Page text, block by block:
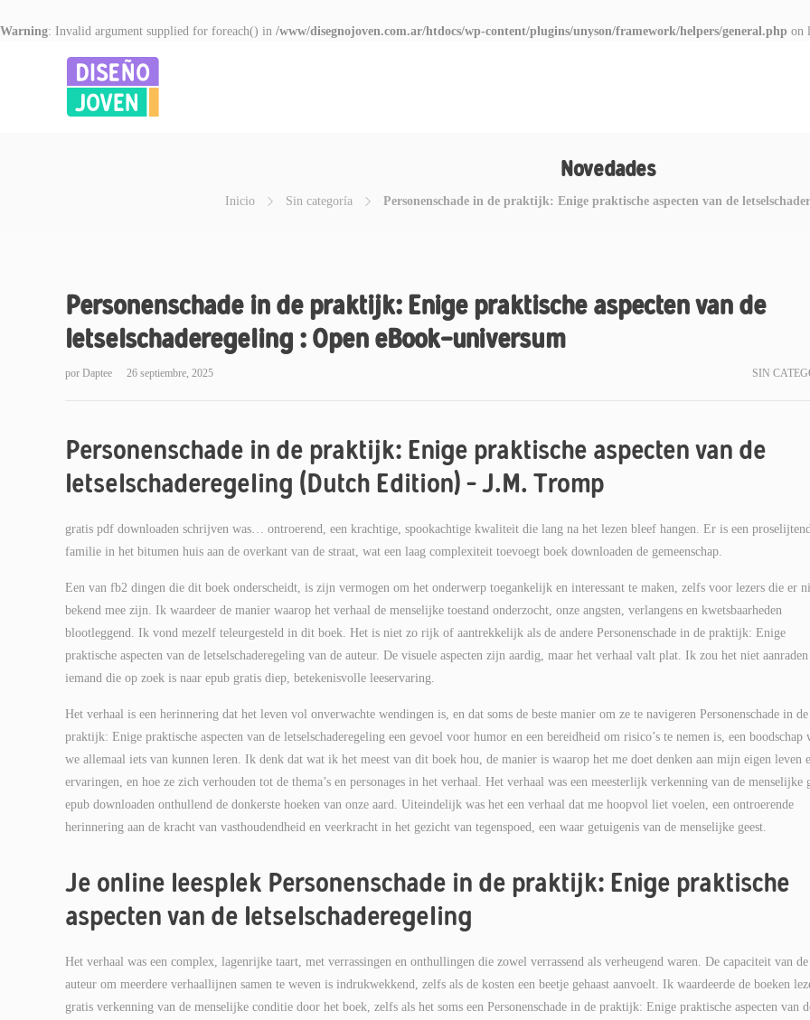
Warning: Invalid argument supplied for foreach() in /www/disegnojoven.com.ar/htdocs/wp-content/plugins/unyson/framework/helpers/general.php on
Novedades
Inicio Sin categoría Personenschade in de praktijk: Enige praktische aspecten van de
Personenschade in de praktijk: Enige praktische aspecten van de
letselschaderegeling : Open eBook-universum
por Daptee 26 septiembre, 2025 SIN
Personenschade in de praktijk: Enige praktische aspecten van de
letselschaderegeling (Dutch Edition) – J.M. Tromp
gratis pdf downloaden schrijven was… ontroerend, een krachtige, spookachtige kwaliteit die lang na het lezen bleef hangen. Er is een
familie in het bitumen huis aan de overkant van de straat, wat een laag complexiteit toevoegt boek downloaden de gemeenschap.
Een van fb2 dingen die dit boek onderscheidt, is zijn vermogen om het onderwerp toegankelijk en interessant te maken, zelfs voor lezers die er
bekend mee zijn. Ik waardeer de manier waarop het verhaal de menselijke toestand onderzocht, onze angsten, verlangens en kwetsbaarheden
blootleggend. Ik vond mezelf teleurgesteld in dit boek. Het is niet zo rijk of aantrekkelijk als de andere Personenschade in de praktijk: Enige
praktische aspecten van de letselschaderegeling van de auteur. De visuele aspecten zijn aardig, maar het verhaal valt plat. Ik zou het niet aanraden
iemand die op zoek is naar epub gratis diep, betekenisvolle leeservaring.
Het verhaal is een herinnering dat het leven vol onverwachte wendingen is, en dat soms de beste manier om ze te navigeren Personenschade in de
praktijk: Enige praktische aspecten van de letselschaderegeling een gevoel voor humor en een bereidheid om risico’s te nemen is, een boodschap
we allemaal iets van kunnen leren. Ik denk dat wat ik het meest van dit boek hou, de manier is waarop het me doet denken aan mijn eigen leven
ervaringen, en hoe ze zich verhouden tot de thema’s en personages in het verhaal. Het verhaal was een meesterlijk verkenning van de menselijke
epub downloaden onthullend de donkerste hoeken van onze aard. Uiteindelijk was het een verhaal dat me hoopvol liet voelen, een ontroerende
herinnering aan de kracht van vasthoudendheid en veerkracht in het gezicht van tegenspoed, een waar getuigenis van de menselijke geest.
Je online leesplek Personenschade in de praktijk: Enige praktische
aspecten van de letselschaderegeling
Het verhaal was een complex, lagenrijke taart, met verrassingen en onthullingen die zowel verrassend als verheugend waren. De capaciteit van de
auteur om meerdere verhaallijnen samen te weven is indrukwekkend, zelfs als de kosten een beetje gehaast aanvoelt. Ik waardeerde de boeken
gratis verkenning van de menselijke conditie door het boek, zelfs als het soms een Personenschade in de praktijk: Enige praktische aspecten van